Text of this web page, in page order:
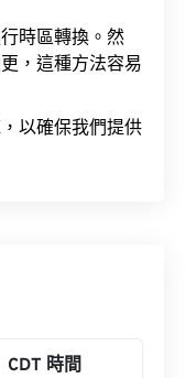
時區轉換。然
，這種方法容易
以確保我們提供
CDT 時間